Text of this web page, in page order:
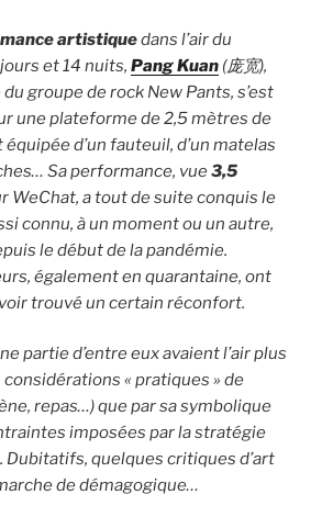
artistiquedans l’air du
et 14 nuits, Pang Kuan (庞宽),
groupe de rock New Pants, s’est
une plateforme de 2,5 mètres de
d’un fauteuil, d’un matelas
Sa performance, vue3,5
WeChat, a tout de suite conquis le
connu, à un moment ou un autre,
le début de la pandémie.
également en quarantaine, ont
trouvé un certain réconfort.
partie d’entre eux avaient l’air plus
« pratiques » de
repas…) que par sa symbolique
imposées par la stratégie
Dubitatifs, quelques critiques d’art
de démagogique…